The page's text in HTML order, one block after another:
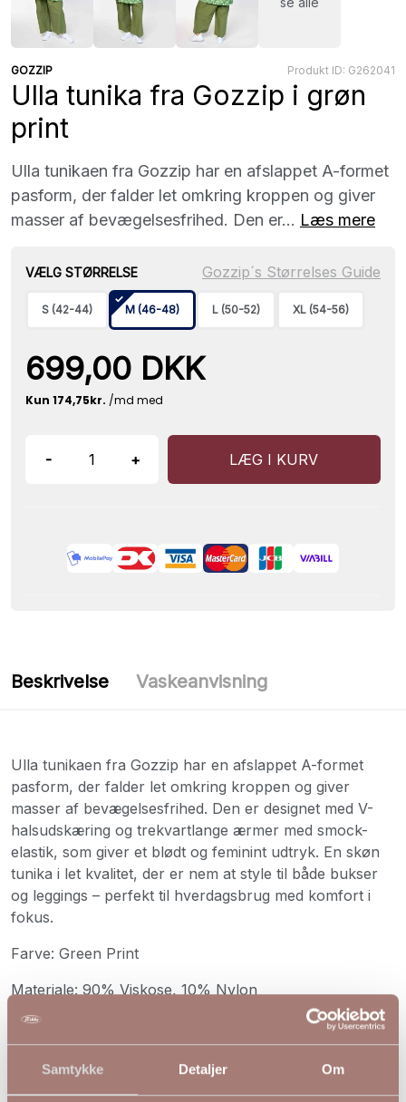
Samtykke Detaljer Om
GOZZIP Produkt ID: G262041
Ulla tunika fra Gozzip i grøn
print
Ulla tunikaen fra Gozzip har en afslappet A-formet
pasform, der falder let omkring kroppen og giver
masser af bevægelsesfrihed. Den er... Læs mere
VÆLG STØRRELSE Gozzip´s Størrelses Guide
S (42-44) M (46-48) L (50-52) XL (54-56)
699,00 DKK
- + LÆG I KURV
Beskrivelse Vaskeanvisning
Ulla tunikaen fra Gozzip har en afslappet A-formet
pasform, der falder let omkring kroppen og giver
masser af bevægelsesfrihed. Den er designet med V-
halsudskæring og trekvartlange ærmer med smock-
elastik, som giver et blødt og feminint udtryk. En skøn
tunika i let kvalitet, der er nem at style til både bukser
og leggings – perfekt til hverdagsbrug med komfort i
fokus.
Farve: Green Print
Materiale: 90% Viskose, 10% Nylon
Bryst
128 138 148
158
Hofte
145 165
Længde 87 88 89 90